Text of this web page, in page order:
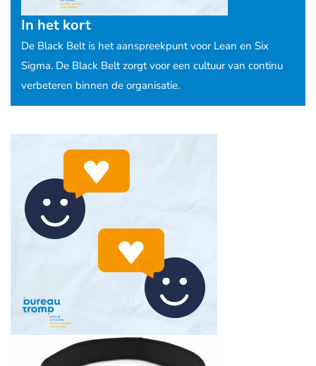
In het kort
De Black Belt is het aanspreekpunt voor Lean en Six
Sigma. De Black Belt zorgt voor een cultuur van continu
verbeteren binnen de organisatie.